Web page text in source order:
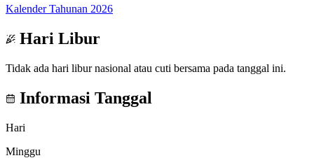
Kalender Tahunan 2026
Hari Libur
Tidak ada hari libur nasional atau cuti bersama pada tanggal ini.
Informasi Tanggal
Hari
Minggu